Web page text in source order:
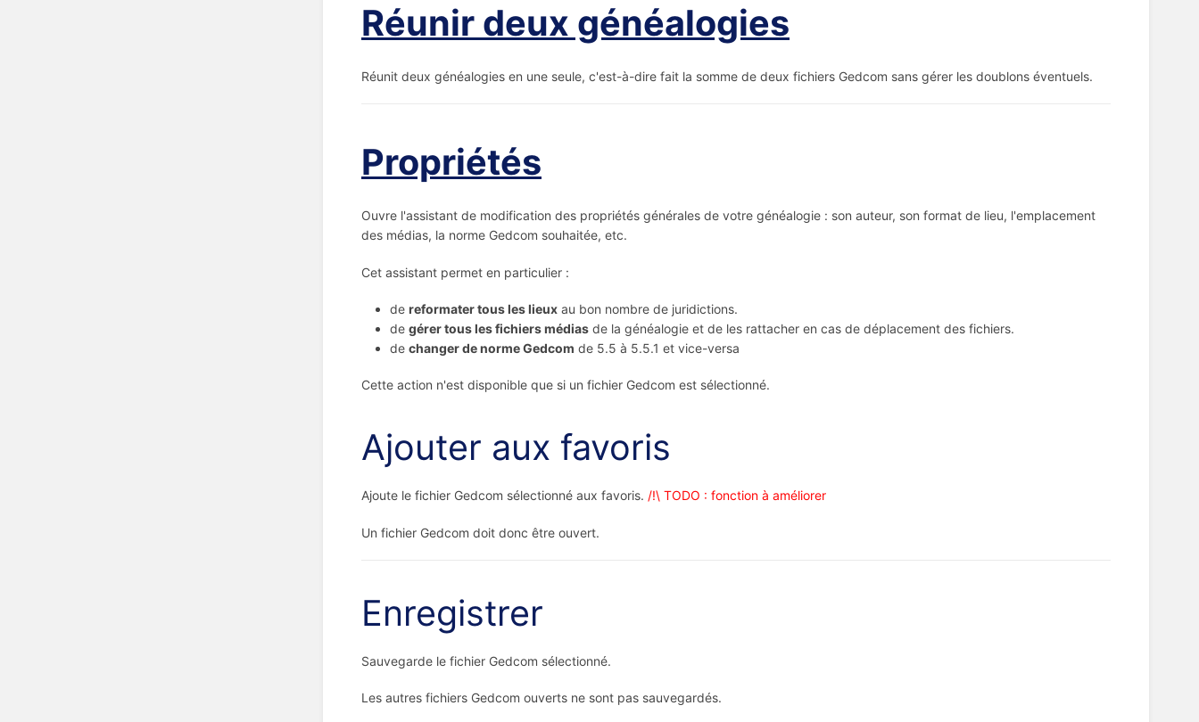
Réunir deux généalogies
Réunit deux généalogies en une seule, c'est-à-dire fait la somme de deux fichiers Gedcom sans gérer les doublons éventuels.
Propriétés
Ouvre l'assistant de modification des propriétés générales de votre généalogie : son auteur, son format de lieu, l'emplacement
des médias, la norme Gedcom souhaitée, etc.
Cet assistant permet en particulier :
de reformater tous les lieux au bon nombre de juridictions.
de gérer tous les fichiers médias de la généalogie et de les rattacher en cas de déplacement des fichiers.
de changer de norme Gedcom de 5.5 à 5.5.1 et vice-versa
Cette action n'est disponible que si un fichier Gedcom est sélectionné.
Ajouter aux favoris
Ajoute le fichier Gedcom sélectionné aux favoris. /!\ TODO : fonction à améliorer
Un fichier Gedcom doit donc être ouvert.
Enregistrer
Sauvegarde le fichier Gedcom sélectionné.
Les autres fichiers Gedcom ouverts ne sont pas sauvegardés.